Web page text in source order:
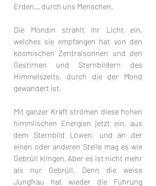
Erden... durch uns Menschen.
Die Mondin strahlt ihr Licht ein,
welches sie empfangen hat von den
kosmischen Zentralsonnen und den
Gestirnen und Sternbildern des
Himmelszelts, durch die der Mond
gewandert ist.
Mit ganzer Kraft strömen diese hohen
himmlischen Energien jetzt ein, aus
dem Sternbild Löwen, und an der
einen oder anderen Stelle mag es wie
Gebrüll klingen. Aber es ist nicht mehr
als nur Gebrüll. Denn die weise
Jungfrau hat wieder die Führung